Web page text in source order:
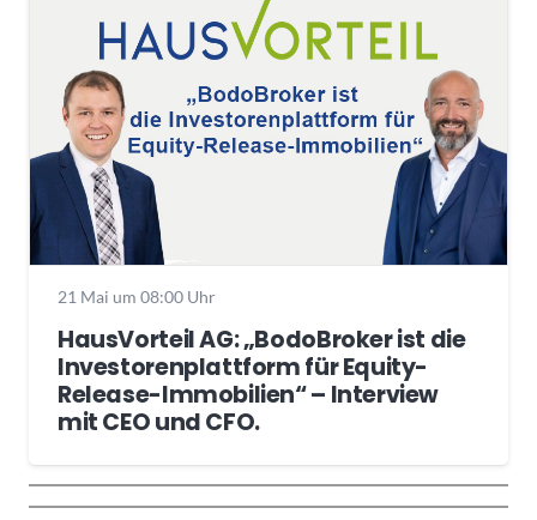
21 Mai um 08:00 Uhr
HausVorteil AG: „BodoBroker ist die
Investorenplattform für Equity-
Release-Immobilien“ – Interview
mit CEO und CFO.
Wochenrückblick
Trendthemen